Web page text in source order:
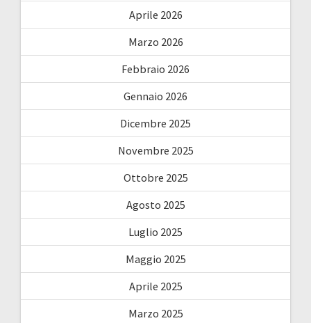
Aprile 2026
Marzo 2026
Febbraio 2026
Gennaio 2026
Dicembre 2025
Novembre 2025
Ottobre 2025
Agosto 2025
Luglio 2025
Maggio 2025
Aprile 2025
Marzo 2025